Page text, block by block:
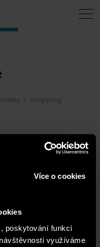
Více o cookies
poskytování funkcí
využíváme
shopping